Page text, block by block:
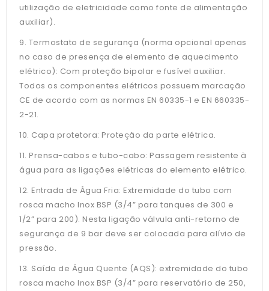
utilização de eletricidade como fonte de alimentação
auxiliar).
9. Termostato de segurança (norma opcional apenas
no caso de presença de elemento de aquecimento
elétrico): Com proteção bipolar e fusível auxiliar.
Todos os componentes elétricos possuem marcação
CE de acordo com as normas EN 60335-1 e EN 660335-
2-21.
10. Capa protetora: Proteção da parte elétrica.
11. Prensa-cabos e tubo-cabo: Passagem resistente à
água para as ligações elétricas do elemento elétrico.
12. Entrada de Água Fria: Extremidade do tubo com
rosca macho Inox BSP (3/4” para tanques de 300 e
1/2” para 200). Nesta ligação válvula anti-retorno de
segurança de 9 bar deve ser colocada para alívio de
pressão.
13. Saída de Água Quente (AQS): extremidade do tubo
rosca macho Inox BSP (3/4” para reservatório de 250,